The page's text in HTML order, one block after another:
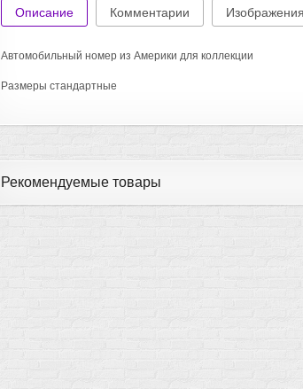
Описание Комментарии Изображения
Автомобильный номер из Америки для коллекции
Размеры стандартные
Рекомендуемые товары